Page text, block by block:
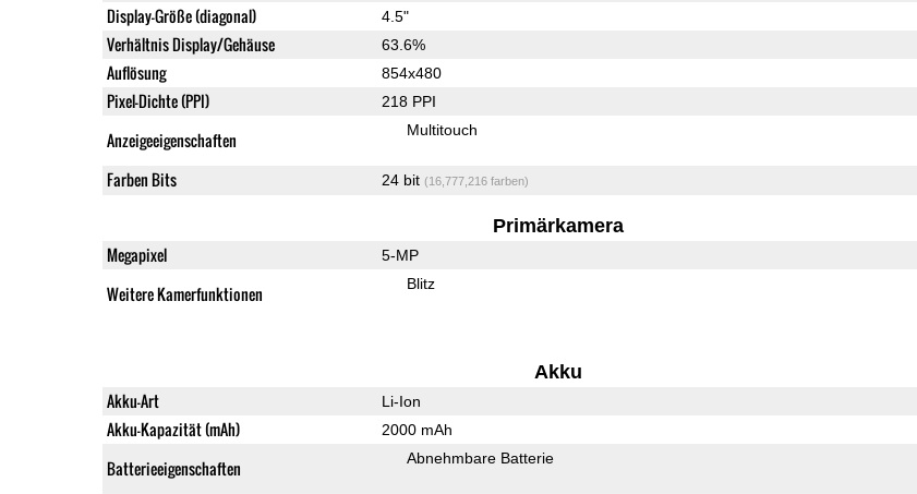
Display-Größe (diagonal) 4.5"
Verhältnis Display/Gehäuse 63.6%
Auflösung 854x480
Pixel-Dichte (PPI) 218 PPI
Anzeigeeigenschaften Multitouch
Farben Bits 24 bit (16,777,216 farben)
Primärkamera
Megapixel 5-MP
Weitere Kamerfunktionen Blitz
Akku
Akku-Art Li-Ion
Akku-Kapazität (mAh) 2000 mAh
Batterieeigenschaften Abnehmbare Batterie